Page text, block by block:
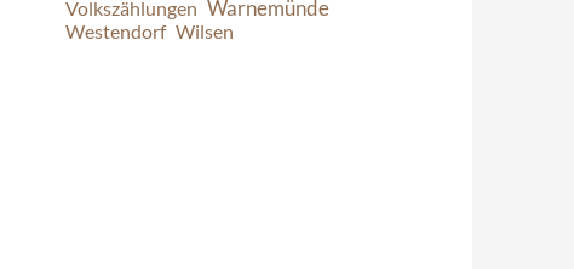
Volkszählungen Warnemünde
Westendorf Wilsen